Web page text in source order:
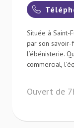
Située à Saint-
par son
l’ébénisterie.
commercial,
Ouvert de